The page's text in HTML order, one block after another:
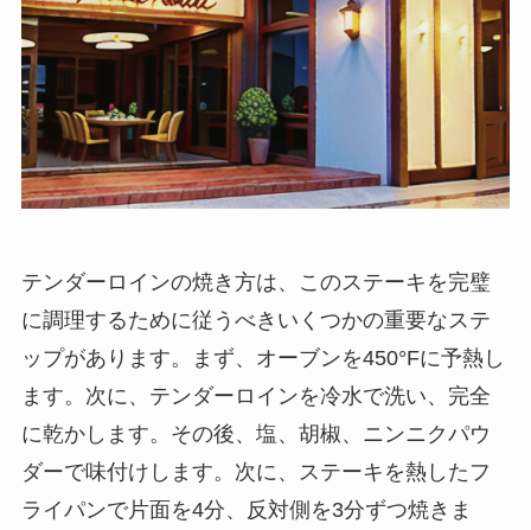
テンダーロインの焼き方は、このステーキを完璧
に調理するために従うべきいくつかの重要なステ
ップがあります。まず、オーブンを450°Fに予熱し
ます。次に、テンダーロインを冷水で洗い、完全
に乾かします。その後、塩、胡椒、ニンニクパウ
ダーで味付けします。次に、ステーキを熱したフ
ライパンで片面を4分、反対側を3分ずつ焼きま